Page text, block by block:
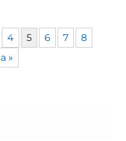
4 5 6 7
8
»